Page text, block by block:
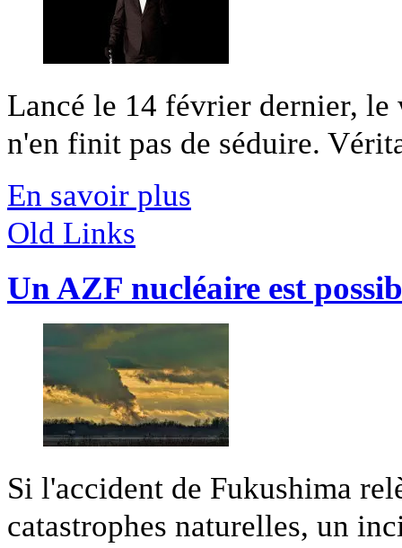
Lancé le 14 février dernier,
n'en finit pas de séduire.
En savoir plus
Old Links
Un AZF nucléaire est
Si l'accident de Fukushima
catastrophes naturelles, un